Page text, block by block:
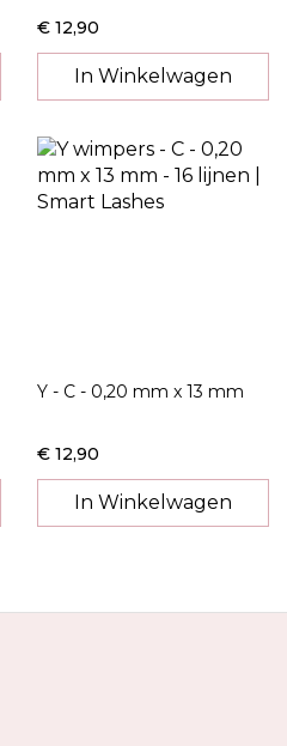
€ 12,90
In Winkelwagen
Y - C - 0,20 mm x 13 mm
€ 12,90
In Winkelwagen